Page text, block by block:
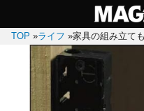
TOP »ライフ »家具の組み立て